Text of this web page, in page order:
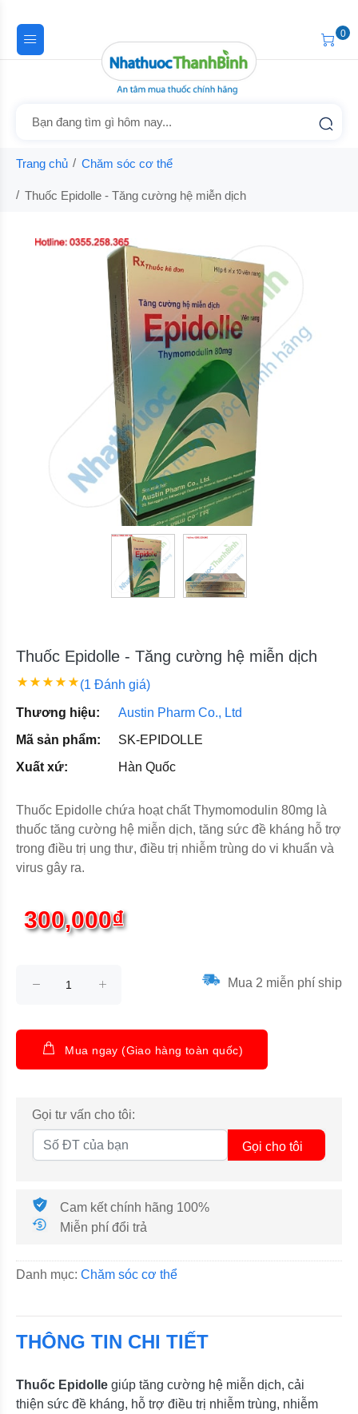
0
Trang chủ Chăm sóc cơ thể
Thuốc Epidolle - Tăng cường hệ miễn dịch
Thuốc Epidolle - Tăng cường hệ miễn dịch
(1 Đánh giá)
Thương hiệu:
Austin Pharm Co., Ltd
Mã sản phẩm:
SK-EPIDOLLE
Xuất xứ:
Hàn Quốc
Thuốc Epidolle chứa hoạt chất Thymomodulin 80mg là
thuốc tăng cường hệ miễn dịch, tăng sức đề kháng hỗ trợ
trong điều trị ung thư, điều trị nhiễm trùng do vi khuẩn và
virus gây ra.
300,000₫
Mua 2 miễn phí ship
Mua ngay (Giao hàng toàn quốc)
Gọi tư vấn cho tôi:
Gọi cho tôi
Cam kết chính hãng 100%
Miễn phí đổi trả
Danh mục: Chăm sóc cơ thể
THÔNG TIN CHI TIẾT
Thuốc Epidolle giúp tăng cường hệ miễn dịch, cải
thiện sức đề kháng, hỗ trợ điều trị nhiễm trùng, nhiễm